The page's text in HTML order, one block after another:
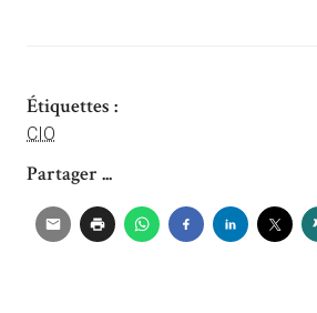
Étiquettes :
CIO
Partager ...